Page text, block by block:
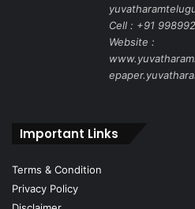
Cell : +91
Website :
Important Links
Terms & Condition
Privacy Policy